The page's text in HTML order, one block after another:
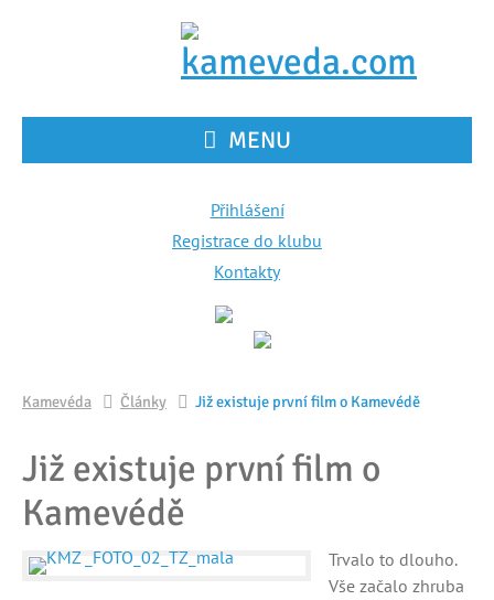
MENU
Přihlášení
Registrace do klubu
Kontakty
Kamevéda Články Již existuje první film o Kamevédě
Již existuje první film o
Kamevédě
Trvalo to dlouho.
Vše začalo zhruba